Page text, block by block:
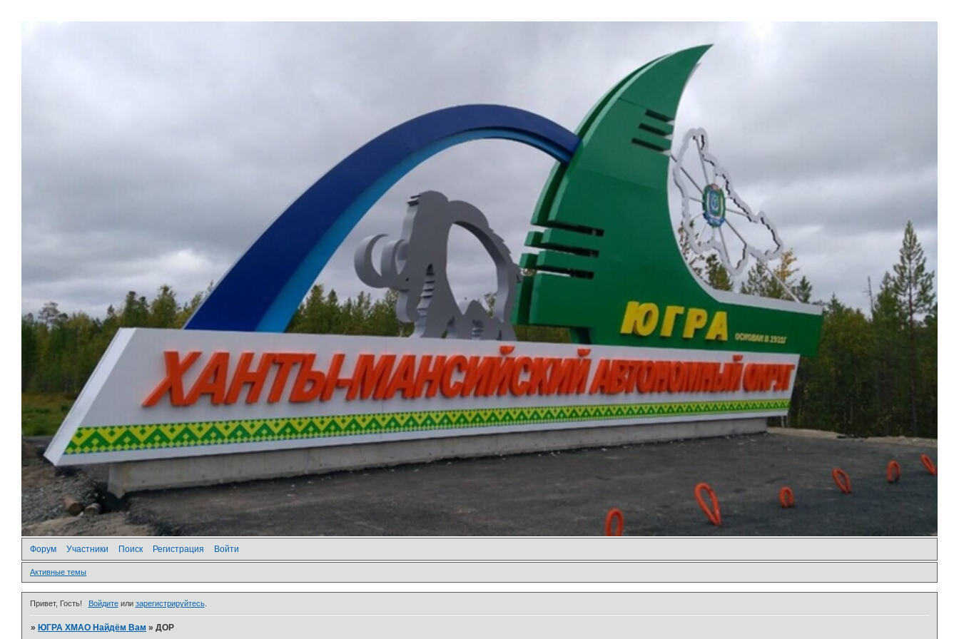
Форум Участники Поиск Регистрация Войти
Активные темы
Привет, Гость! Войдитеили зарегистрируйтесь.
» ЮГРА ХМАО Найдём Вам »ДОР